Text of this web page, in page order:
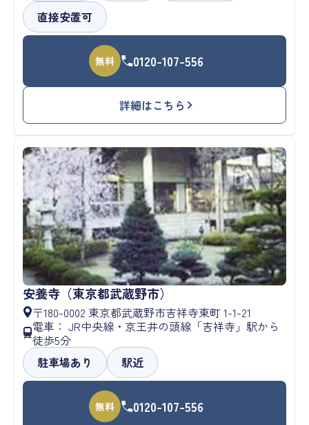
直接安置可
無料 0120-107-556
詳細はこちら
安養寺（東京都武蔵野市）
〒180-0002 東京都武蔵野市吉祥寺東町 1-1-21
電車： JR中央線・京王井の頭線「吉祥寺」駅から
徒歩5分
駐車場あり
駅近
無料 0120-107-556